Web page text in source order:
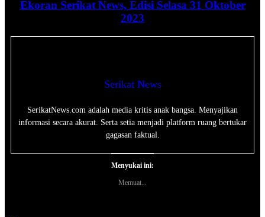
Ekoran Serikat News, Edisi Selasa 31 Oktober
2023
Serikat News
SerikatNews.com adalah media kritis anak bangsa. Menyajikan
informasi secara akurat. Serta setia menjadi platform ruang bertukar
gagasan faktual.
Menyukai ini:
Memuat...